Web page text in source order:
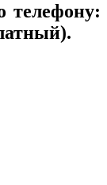
телефону: